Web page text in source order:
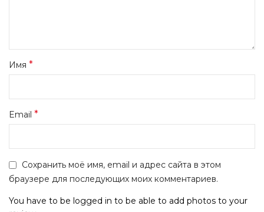
Имя *
Email *
Сохранить моё имя, email и адрес сайта в этом
браузере для последующих моих комментариев.
You have to be logged in to be able to add photos to your